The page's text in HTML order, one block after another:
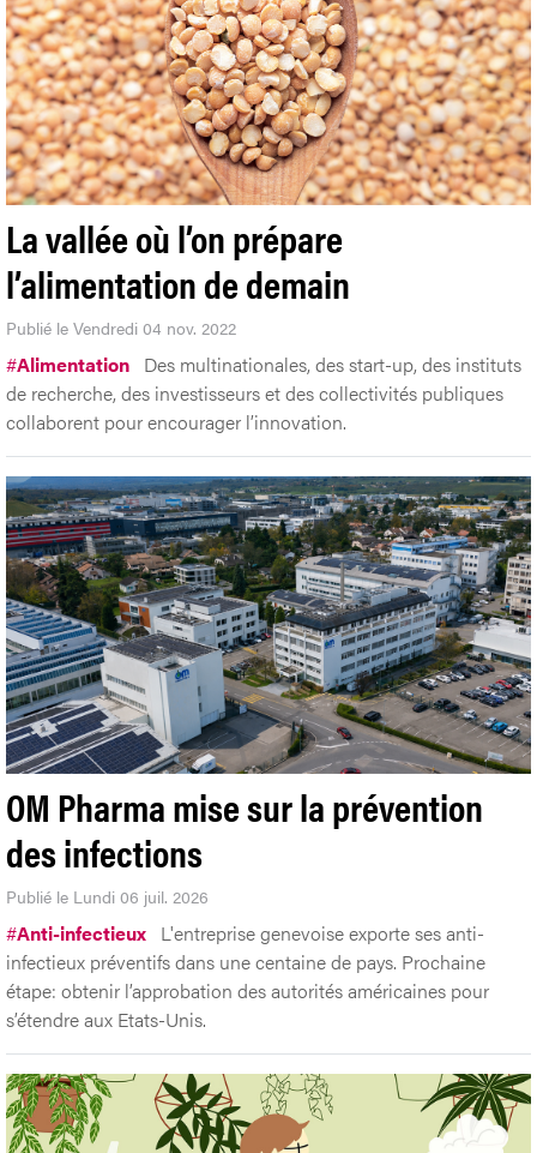
La vallée où l’on prépare
l’alimentation de demain
Publié le Vendredi 04 nov. 2022
#Alimentation Des multinationales, des start-up, des instituts
de recherche, des investisseurs et des collectivités publiques
collaborent pour encourager l’innovation.
OM Pharma mise sur la prévention
des infections
Publié le Lundi 06 juil. 2026
#Anti-infectieux L'entreprise genevoise exporte ses anti-
infectieux préventifs dans une centaine de pays. Prochaine
étape: obtenir l’approbation des autorités américaines pour
s’étendre aux Etats-Unis.